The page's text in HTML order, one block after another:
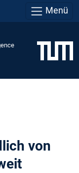
Menü
von